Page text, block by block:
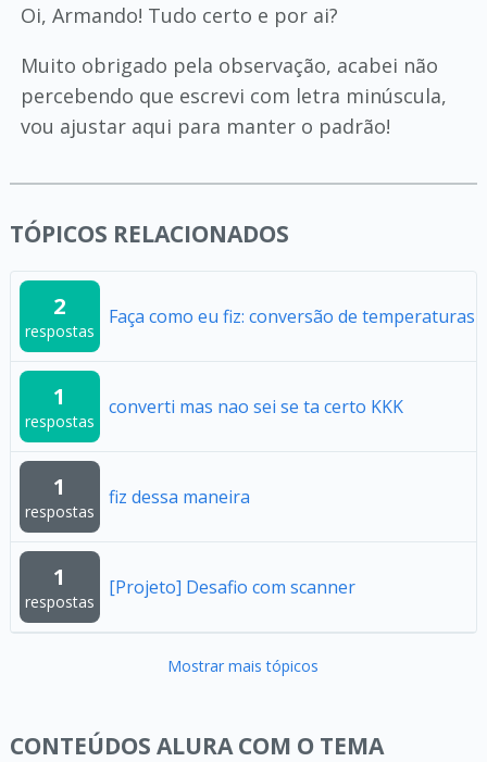
Oi, Armando! Tudo certo e por ai?
Muito obrigado pela observação, acabei não
percebendo que escrevi com letra minúscula,
vou ajustar aqui para manter o padrão!
TÓPICOS RELACIONADOS
2
respostas
Faça como eu fiz: conversão de temperaturas
1
respostas
converti mas nao sei se ta certo KKK
1
respostas
fiz dessa maneira
1
respostas
[Projeto] Desafio com scanner
Mostrar mais tópicos
CONTEÚDOS ALURA COM O TEMA